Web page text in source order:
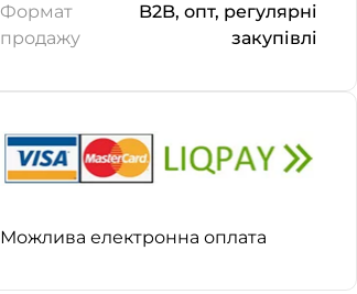
Формат
продажу
B2B, опт, регулярні
закупівлі
Можлива електронна оплата